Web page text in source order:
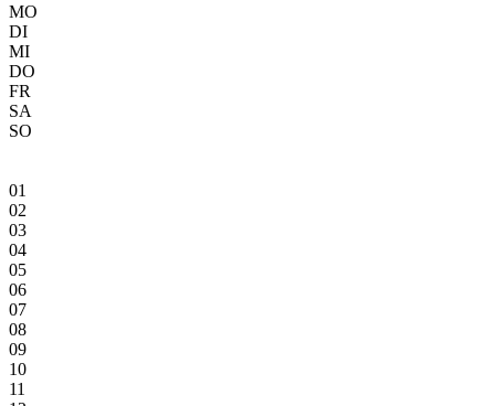
MO
DI
MI
DO
FR
SA
SO
01
02
03
04
05
06
07
08
09
10
11